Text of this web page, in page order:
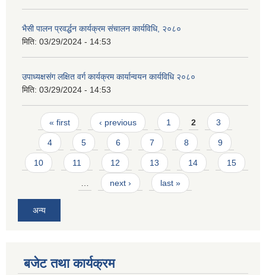
भैसी पालन प्रवर्द्धन कार्यक्रम संचालन कार्यविधि, २०८०
मिति: 03/29/2024 - 14:53
उपाध्यक्षसंग लक्षित वर्ग कार्यक्रम कार्यान्वयन कार्यविधि २०८०
मिति: 03/29/2024 - 14:53
Pages
« first ‹ previous 1 2 3
4 5 6 7 8 9
10 11 12 13 14 15
next › last »
अन्य
बजेट तथा कार्यक्रम